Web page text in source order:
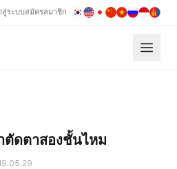
สู่ระบบสมัครสมาชิก
ตัดตาสองชั้นไหม